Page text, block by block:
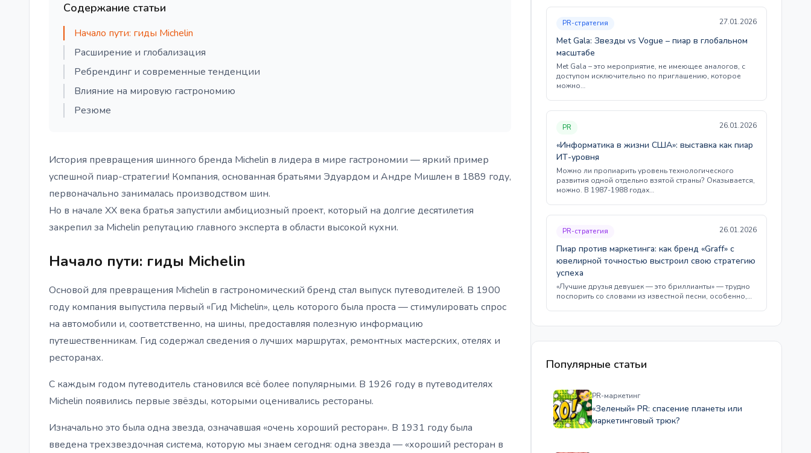
Содержание статьи
Начало пути: гиды Michelin
Расширение и глобализация
Ребрендинг и современные тенденции
Влияние на мировую гастрономию
Резюме
История превращения шинного бренда Michelin в лидера в мире гастрономии — яркий пример
успешной пиар-стратегии! Компания, основанная братьями Эдуардом и Андре Мишлен в 1889 году,
первоначально занималась производством шин.
Но в начале XX века братья запустили амбициозный проект, который на долгие десятилетия
закрепил за Michelin репутацию главного эксперта в области высокой кухни.
Начало пути: гиды Michelin
Основой для превращения Michelin в гастрономический бренд стал выпуск путеводителей. В 1900
году компания выпустила первый «Гид Michelin», цель которого была проста — стимулировать спрос
на автомобили и, соответственно, на шины, предоставляя полезную информацию
путешественникам. Гид содержал сведения о лучших маршрутах, ремонтных мастерских, отелях и
ресторанах.
С каждым годом путеводитель становился всё более популярными. В 1926 году в путеводителях
Michelin появились первые звёзды, которыми оценивались рестораны.
Изначально это была одна звезда, означавшая «очень хороший ресторан». В 1931 году была
введена трехзвездочная система, которую мы знаем сегодня: одна звезда — «хороший ресторан в
PR-стратегия 27.01.2026
Met Gala: Звезды vs Vogue – пиар в глобальном
масштабе
Met Gala – это мероприятие, не имеющее аналогов, с
доступом исключительно по приглашению, которое
можно…
PR 26.01.2026
«Информатика в жизни США»: выставка как пиар
ИТ-уровня
Можно ли пропиарить уровень технологического
развития одной отдельно взятой страны? Оказывается,
можно. В 1987-1988 годах…
PR-стратегия 26.01.2026
Пиар против маркетинга: как бренд «Graff» с
ювелирной точностью выстроил свою стратегию
успеха
«Лучшие друзья девушек — это бриллианты» — трудно
поспорить со словами из известной песни, особенно,…
Популярные статьи
PR-маркетинг
«Зеленый» PR: спасение планеты или
маркетинговый трюк?